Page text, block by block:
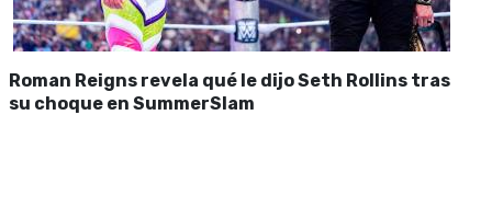
Roman Reigns revela qué le dijo Seth Rollins tras
su choque en SummerSlam